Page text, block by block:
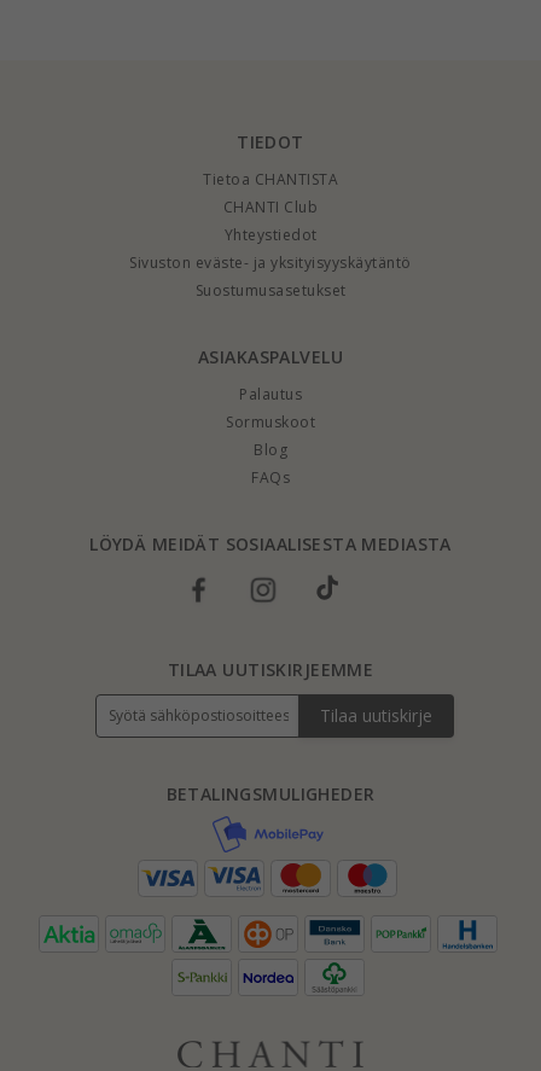
TIEDOT
Tietoa CHANTISTA
CHANTI Club
Yhteystiedot
Sivuston eväste- ja yksityisyyskäytäntö
Suostumusasetukset
ASIAKASPALVELU
Palautus
Sormuskoot
Blog
FAQs
LÖYDÄ MEIDÄT SOSIAALISESTA MEDIASTA
BETALINGSMULIGHEDER
TILAA UUTISKIRJEEMME
Tilaa uutiskirje